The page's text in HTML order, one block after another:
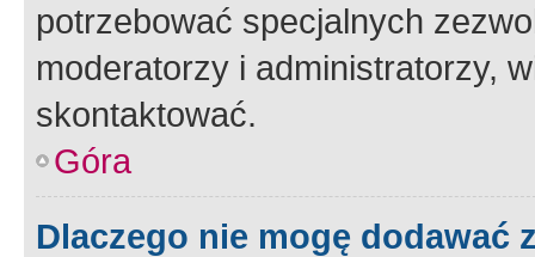
potrzebować specjalnych
moderatorzy i administratorzy,
skontaktować.
Góra
Dlaczego nie mogę dodawać